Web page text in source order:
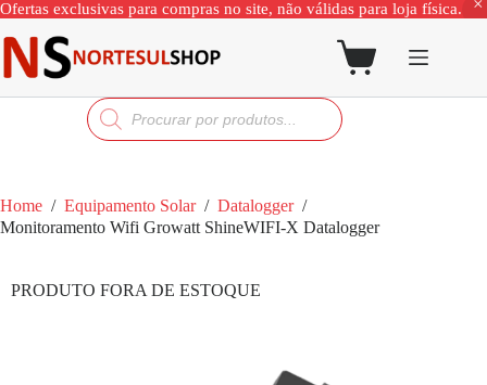
Ofertas exclusivas para compras no site, não válidas para loja física.
Home / Equipamento Solar / Datalogger /
Monitoramento Wifi Growatt ShineWIFI-X Datalogger
PRODUTO FORA DE ESTOQUE